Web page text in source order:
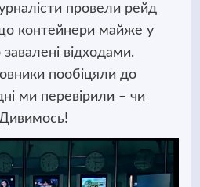
провели рейд
контейнери майже у
відходами.
пообіцяли до
ми перевірили – чи